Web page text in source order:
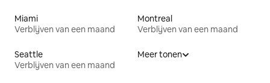
Miami
Verblijven van een maand
Montreal
Verblijven van een maand
Seattle
Verblijven van een maand
Meer tonen